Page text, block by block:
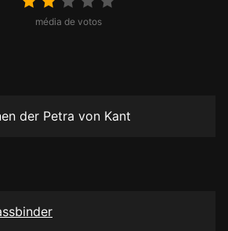
média de votos
der Petra von Kant